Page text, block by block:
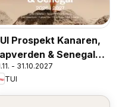
Prospekt Kanaren,
& Senegal
27
- 31.10.2027
TUI